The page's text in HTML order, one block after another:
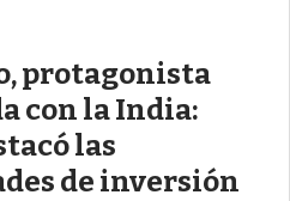
protagonista
con la India:
las
de inversión